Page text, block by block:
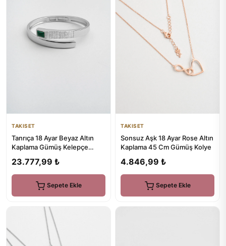
TAKISET
Tanrıça 18 Ayar Beyaz Altın
Kaplama Gümüş Kelepçe
23.777,99 ₺
Sepete Ekle
TAKISET
Sonsuz Aşk 18 Ayar Rose Altın
Kaplama 45 Cm Gümüş Kolye
4.846,99 ₺
Sepete Ekle